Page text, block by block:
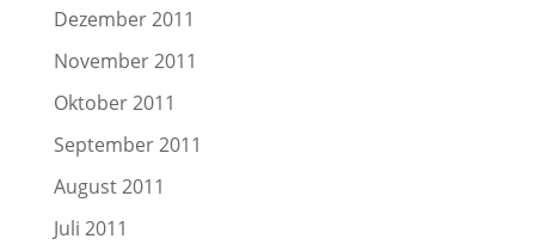
Dezember 2011
November 2011
Oktober 2011
September 2011
August 2011
Juli 2011